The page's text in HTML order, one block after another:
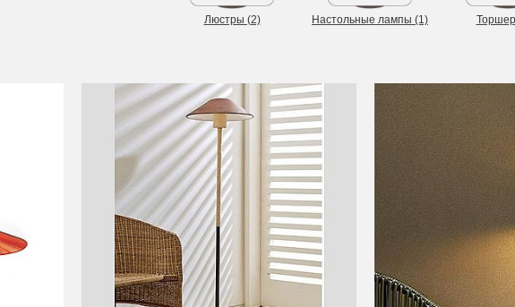
Кальдерон Кайзер играет роль посредников между мирами своих партнёров и
основательница компании отвезла дизайнеров, с которыми она
(Pauline Deltour), на личную встречу с производственными командами в
Люстры (2) Настольные лампы (1)